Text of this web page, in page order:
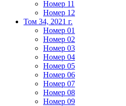
Номер 11
Номер 12
Том 34, 2021 г.
Номер 01
Номер 02
Номер 03
Номер 04
Номер 05
Номер 06
Номер 07
Номер 08
Номер 09